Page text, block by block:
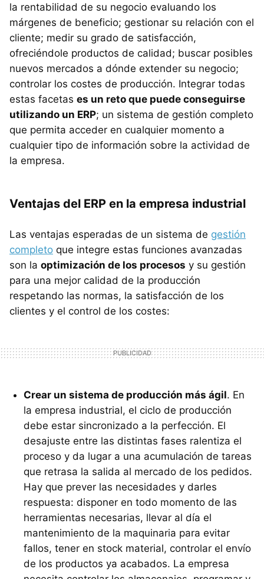
la rentabilidad de su negocio evaluando los
márgenes de beneficio; gestionar su relación con el
cliente; medir su grado de satisfacción,
ofreciéndole productos de calidad; buscar posibles
nuevos mercados a dónde extender su negocio;
controlar los costes de producción. Integrar todas
estas facetas es un reto que puede conseguirse
utilizando un ERP; un sistema de gestión completo
que permita acceder en cualquier momento a
cualquier tipo de información sobre la actividad de
la empresa.
Ventajas del ERP en la empresa industrial
Las ventajas esperadas de un sistema de gestión
completo que integre estas funciones avanzadas
son la optimización de los procesos y su gestión
para una mejor calidad de la producción
respetando las normas, la satisfacción de los
clientes y el control de los costes:
Crear un sistema de producción más ágil. En
la empresa industrial, el ciclo de producción
debe estar sincronizado a la perfección. El
desajuste entre las distintas fases ralentiza el
proceso y da lugar a una acumulación de tareas
que retrasa la salida al mercado de los pedidos.
Hay que prever las necesidades y darles
respuesta: disponer en todo momento de las
herramientas necesarias, llevar al día el
mantenimiento de la maquinaria para evitar
fallos, tener en stock material, controlar el envío
de los productos ya acabados. La empresa